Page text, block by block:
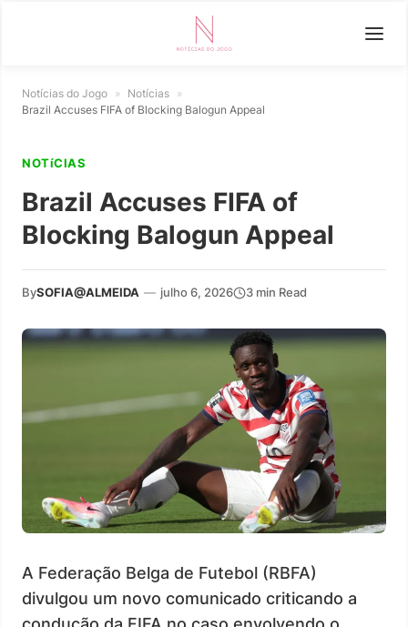
Notícias do Jogo » Notícias »
Brazil Accuses FIFA of Blocking Balogun Appeal
NOTíCIAS
Brazil Accuses FIFA of
Blocking Balogun Appeal
BySOFIA@ALMEIDA — julho 6, 2026 3 min Read
A Federação Belga de Futebol (RBFA)
divulgou um novo comunicado criticando a